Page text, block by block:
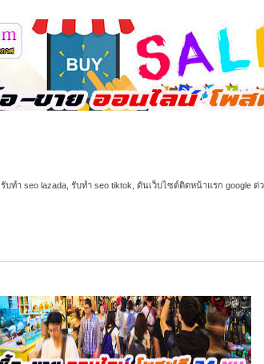
รับทำ seo lazada, รับทำ seo tiktok, ดันเว็บไซต์ติดหน้าแรก google